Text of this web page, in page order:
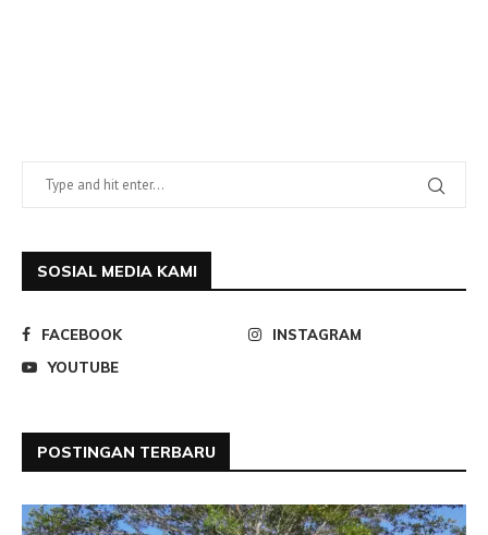
SOSIAL MEDIA KAMI
FACEBOOK
INSTAGRAM
YOUTUBE
POSTINGAN TERBARU